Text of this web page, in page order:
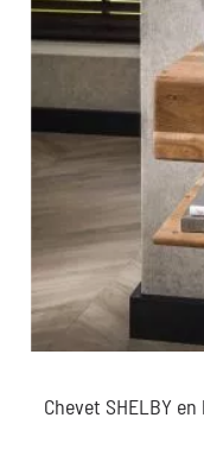
Chevet SHELBY